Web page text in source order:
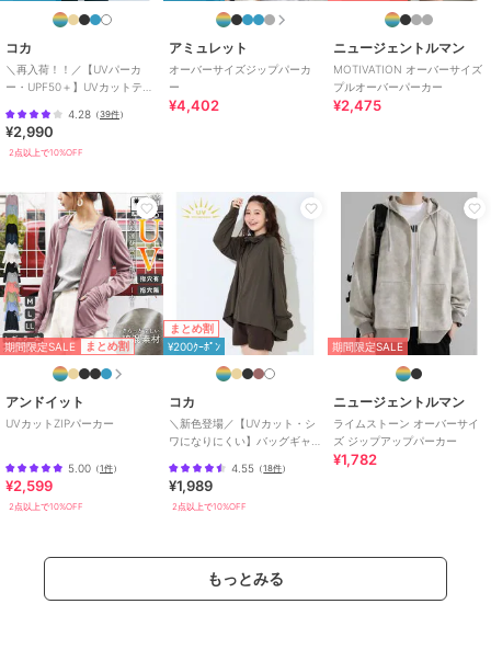
トップス ／パーカー
ブラック、ダークグレー、ブラウ
ン
M,L,XL
素材
特徴
トップス
カットソー素材/ポリエステル素
無地 / ワンポイント
前面
/長袖
大きいサイズ
パーカー
カットソー素材/ポリエステル素
無地/ワンポイント
プリント
大きいサイズ
あり
中国製
コカ
＼再入荷！！／【UVパーカ
ー・UPF50＋】UVカットティ
4.28 （39件）
¥2,990
2点以上で10%OFF
アミュレット
オーバーサイズジップパーカ
ー
¥4,402
ニュージェントルマン
MOTIVATION オーバーサイズ
プルオーバーパーカー
¥2,475
期間限定SALE まとめ割
アンドイット
UVカットZIPパーカー
5.00 （1件）
¥2,599
2点以上で10%OFF
まとめ割
¥200ｸｰﾎﾟﾝ
コカ
＼新色登場／【UVカット・シ
ワになりにくい】バッグギャ
4.55 （18件）
¥1,989
2点以上で10%OFF
期間限定SALE
ニュージェントルマン
ライムストーン オーバーサイ
ズ ジップアップパーカー
¥1,782
もっとみる